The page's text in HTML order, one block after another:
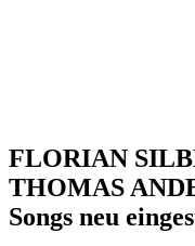
FLORIAN
THOMAS
Songs neu